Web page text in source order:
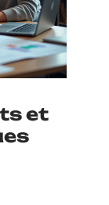
et